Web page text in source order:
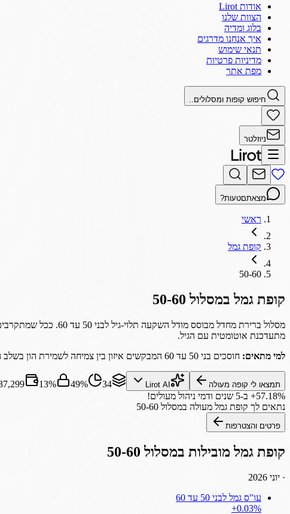
אודות Lirot
הצוות שלנו
בלוג ומדיה
איך אנחנו מדרגים
תנאי שימוש
מדיניות פרטיות
מפת אתר
חיפוש קופות ומסלולים..
ניוזלטר
מצאתםטעות?
ראשי
קופת גמל
50-60
קופת גמלבמסלול 50-60
מסלול ברירת מחדל
מתעדכנת אוטומטית עם הגיל.
למי מתאים: חוסכים בני 50 עד 60 המבקשים איזון בין צמיחה לשמירת הון בשלב האמצע-מתקדם של החיסכון לפרישה.
תמצאו לי קופה מעולה Lirot AI
34
49%
13%
‎+57.18% ב-5 שנים
ודמי ניהול מעולים!
נתאים לך קופת גמל מעולה במסלול 50-60
פרטים והצטרפות
קופת גמלמובילות במסלול 50-60
· יוני 2026
עו"ס גמל לבני 50 עד 60
‎+0.03%